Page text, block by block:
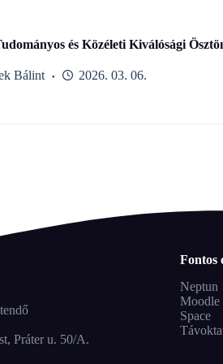
és Közéleti Kiválósági
Bálint 2026. 03. 06.
Práter u. 50/A.
Fontos
Neptun
Moodle
Space